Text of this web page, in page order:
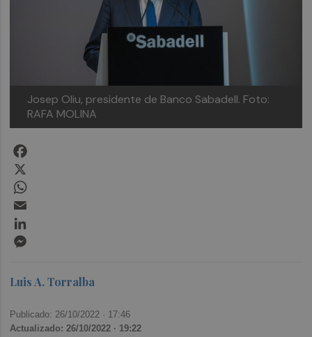
Josep Oliu, presidente de Banco Sabadell. Foto:
RAFA MOLINA
Luis A. Torralba
Publicado: 26/10/2022 · 17:46
Actualizado: 26/10/2022 · 19:22